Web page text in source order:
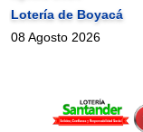
Lotería de Boyacá
08 Agosto 2026